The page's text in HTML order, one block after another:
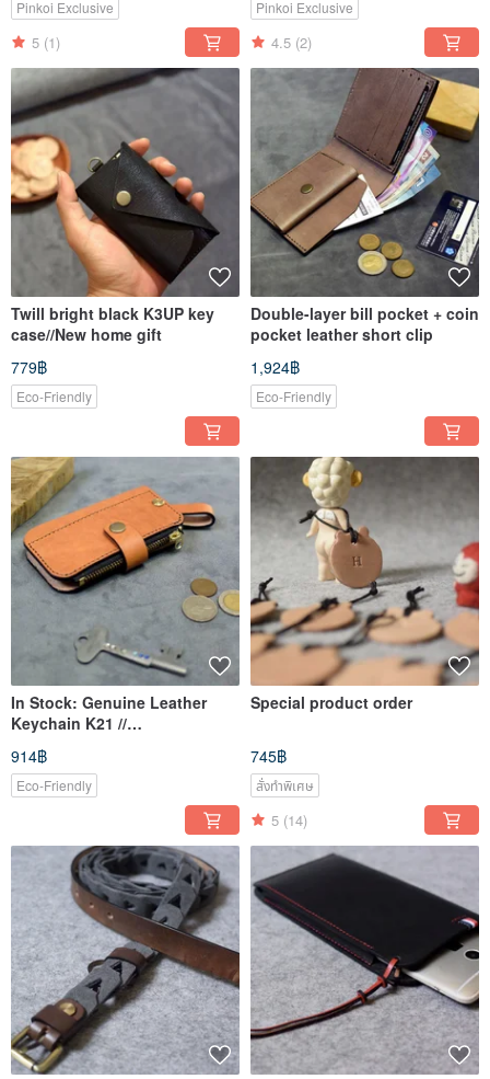
Pinkoi Exclusive
5 (1)
Pinkoi Exclusive
4.5 (2)
Twill bright black K3UP key
case//New home gift
779฿
Eco-Friendly
Double-layer bill pocket + coin
pocket leather short clip
1,924฿
Eco-Friendly
In Stock: Genuine Leather
Keychain K21 //
Housewarming Gift
914฿
Eco-Friendly
Special product order
745฿
สั่งทำพิเศษ
5 (14)